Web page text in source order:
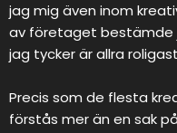
jag mig även inom
av företaget
jag tycker är allra
Precis som de flesta
förstås mer än en sak